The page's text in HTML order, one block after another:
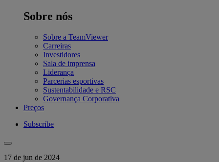
Sobre nós
Sobre a TeamViewer
Carreiras
Investidores
Sala de imprensa
Liderança
Parcerias esportivas
Sustentabilidade e RSC
Governança Corporativa
Preços
Subscribe
17 de jun de 2024